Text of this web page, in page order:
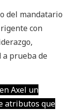
del mandatario
con
prueba de
Axel un
atributos que